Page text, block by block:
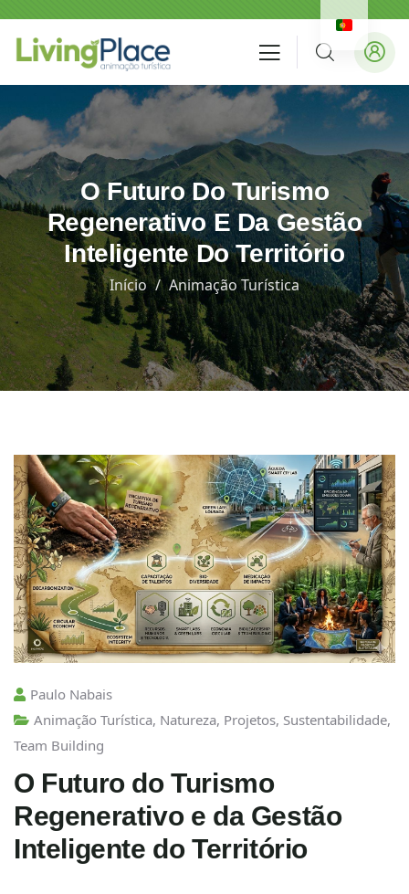
O Futuro Do Turismo
Regenerativo E Da Gestão
Inteligente Do Território
Início Animação Turística
Paulo Nabais
Animação Turística, Natureza, Projetos, Sustentabilidade,
Team Building
O Futuro do Turismo
Regenerativo e da Gestão
Inteligente do Território